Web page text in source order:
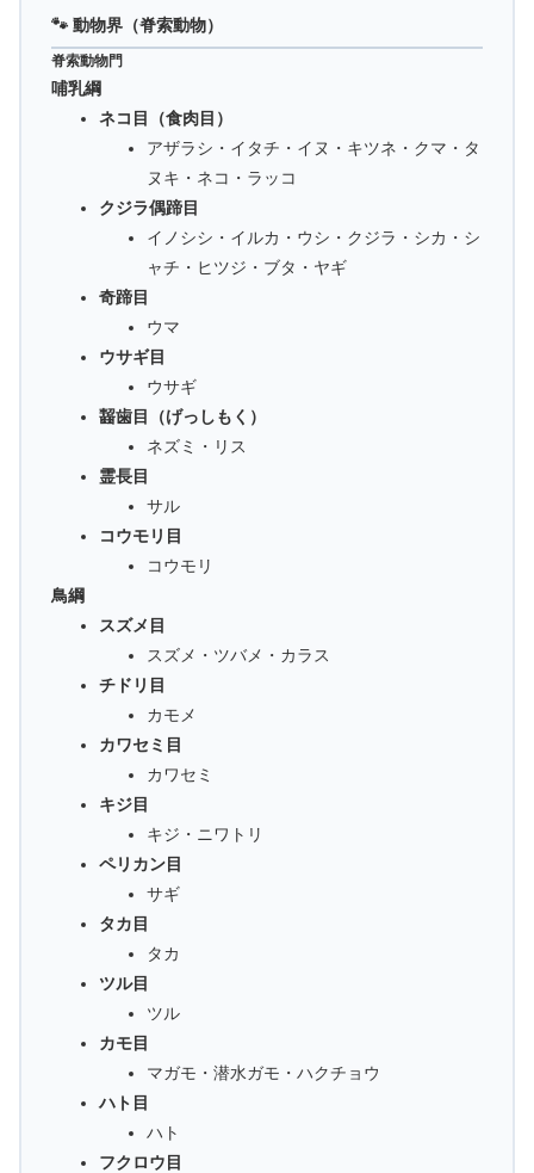
🐾 動物界（脊索動物）
脊索動物門
哺乳綱
ネコ目（食肉目）
アザラシ・イタチ・イヌ・キツネ・クマ・タ
ヌキ・ネコ・ラッコ
クジラ偶蹄目
イノシシ・イルカ・ウシ・クジラ・シカ・シ
ャチ・ヒツジ・ブタ・ヤギ
奇蹄目
ウマ
ウサギ目
ウサギ
齧歯目（げっしもく）
ネズミ・リス
霊長目
サル
コウモリ目
コウモリ
鳥綱
スズメ目
スズメ・ツバメ・カラス
チドリ目
カモメ
カワセミ目
カワセミ
キジ目
キジ・ニワトリ
ペリカン目
サギ
タカ目
タカ
ツル目
ツル
カモ目
マガモ・潜水ガモ・ハクチョウ
ハト目
ハト
フクロウ目